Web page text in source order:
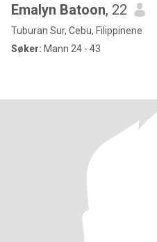
Emalyn Batoon, 22
Tuburan Sur, Cebu, Filippinene
Søker: Mann 24 - 43